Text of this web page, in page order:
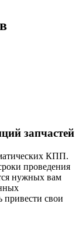
запчастей
КПП.
проведения
нужных вам
привести свои